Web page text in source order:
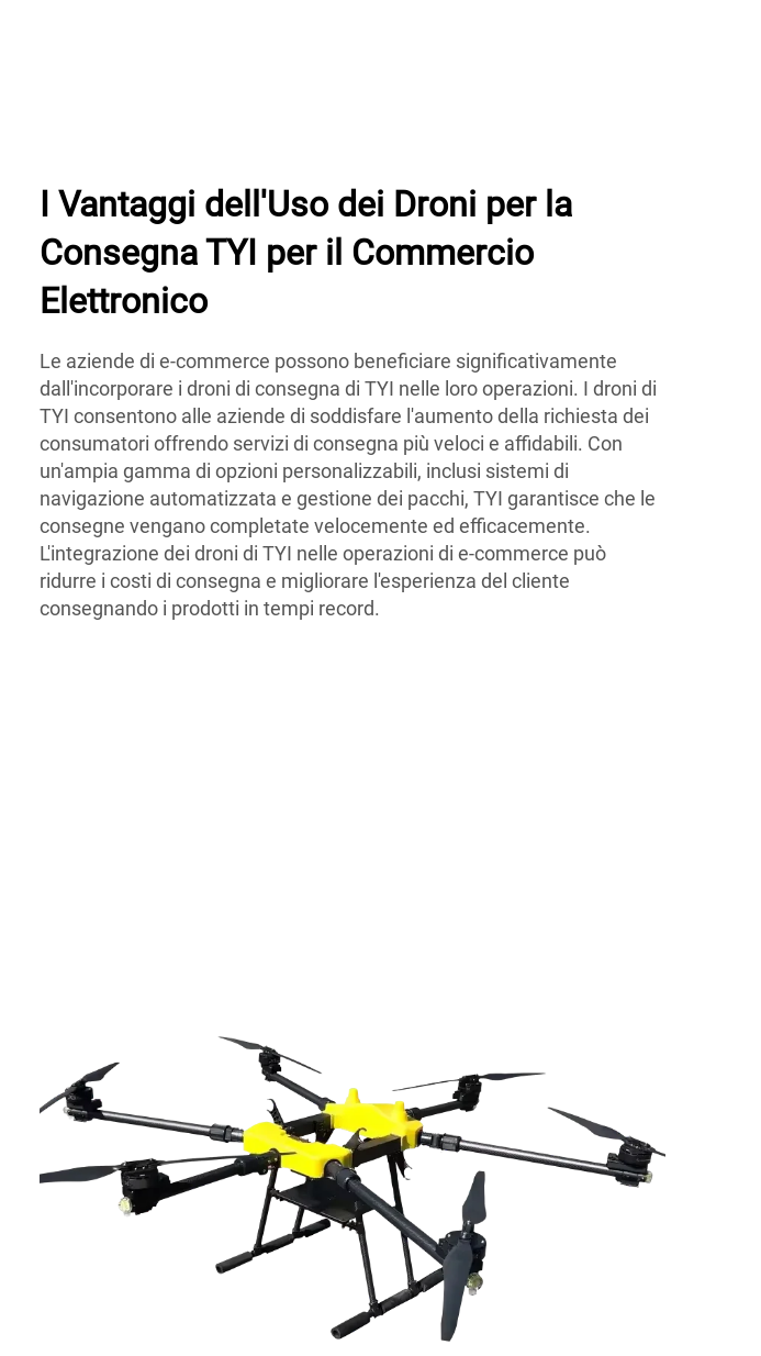
I Vantaggi dell'Uso dei Droni per la
Consegna TYI per il Commercio
Elettronico
Le aziende di e-commerce possono beneficiare significativamente
dall'incorporare i droni di consegna di TYI nelle loro operazioni. I droni di
TYI consentono alle aziende di soddisfare l'aumento della richiesta dei
consumatori offrendo servizi di consegna più veloci e affidabili. Con
un'ampia gamma di opzioni personalizzabili, inclusi sistemi di
navigazione automatizzata e gestione dei pacchi, TYI garantisce che le
consegne vengano completate velocemente ed efficacemente.
L'integrazione dei droni di TYI nelle operazioni di e-commerce può
ridurre i costi di consegna e migliorare l'esperienza del cliente
consegnando i prodotti in tempi record.